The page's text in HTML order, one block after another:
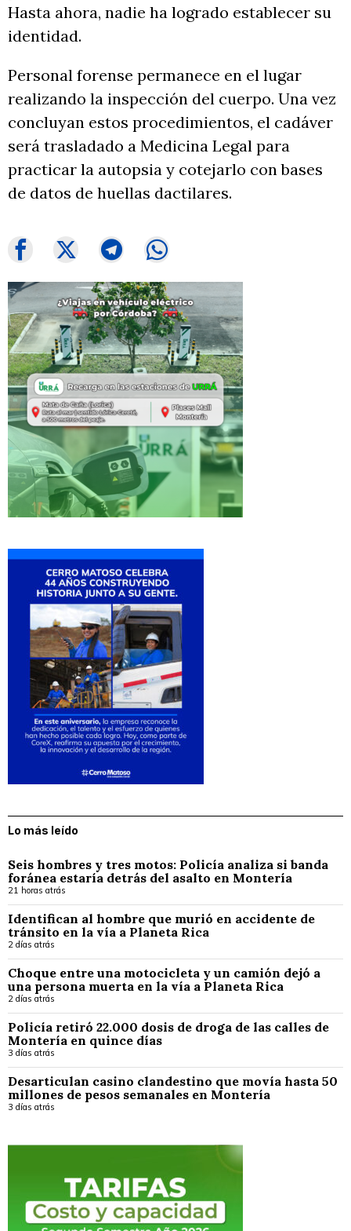
Hasta ahora, nadie ha logrado establecer su
identidad.
Personal forense permanece en el lugar
realizando la inspección del cuerpo. Una vez
concluyan estos procedimientos, el cadáver
será trasladado a Medicina Legal para
practicar la autopsia y cotejarlo con bases
de datos de huellas dactilares.
Lo más leído
Seis hombres y tres motos: Policía analiza si banda
foránea estaría detrás del asalto en Montería
21 horas atrás
Identifican al hombre que murió en accidente de
tránsito en la vía a Planeta Rica
2 días atrás
Choque entre una motocicleta y un camión dejó a
una persona muerta en la vía a Planeta Rica
2 días atrás
Policía retiró 22.000 dosis de droga de las calles de
Montería en quince días
3 días atrás
Desarticulan casino clandestino que movía hasta 50
millones de pesos semanales en Montería
3 días atrás